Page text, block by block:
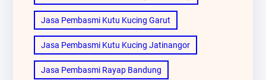
Jasa Pembasmi Kutu Kucing Garut
Jasa Pembasmi Kutu Kucing Jatinangor
Jasa Pembasmi Rayap Bandung